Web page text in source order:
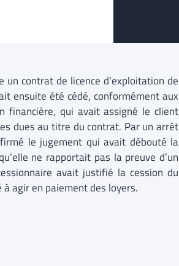
contrat de licence d’exploitation de
ensuite été cédé, conformément aux
financière, qui avait assigné le client
dues au titre du contrat. Par un arrêt
le jugement qui avait débouté la
ne rapportait pas la preuve d’un
avait justifié la cession du
agir en paiement des loyers.